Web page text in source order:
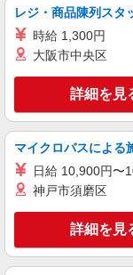
キープ
派遣社員
株式会社kotrio /●KM-
ン
レジ・商品陳列スタ
時給 1,300円
大阪市中央区
詳細を見
マイクロバスによる
日給 10,900円〜
神戸市須磨区
詳細を見